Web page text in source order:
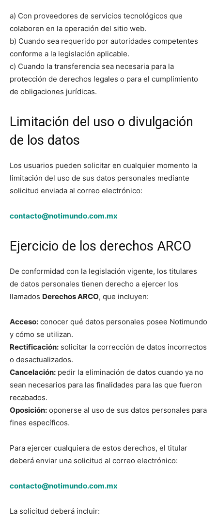
a) Con proveedores de servicios tecnológicos que
colaboren en la operación del sitio web.
b) Cuando sea requerido por autoridades competentes
conforme a la legislación aplicable.
c) Cuando la transferencia sea necesaria para la
protección de derechos legales o para el cumplimiento
de obligaciones jurídicas.
Limitación del uso o divulgación
de los datos
Los usuarios pueden solicitar en cualquier momento la
limitación del uso de sus datos personales mediante
solicitud enviada al correo electrónico:
contacto@notimundo.com.mx
Ejercicio de los derechos ARCO
De conformidad con la legislación vigente, los titulares
de datos personales tienen derecho a ejercer los
llamados Derechos ARCO, que incluyen:
Acceso: conocer qué datos personales posee Notimundo
y cómo se utilizan.
Rectificación: solicitar la corrección de datos incorrectos
o desactualizados.
Cancelación: pedir la eliminación de datos cuando ya no
sean necesarios para las finalidades para las que fueron
recabados.
Oposición: oponerse al uso de sus datos personales para
fines específicos.
Para ejercer cualquiera de estos derechos, el titular
deberá enviar una solicitud al correo electrónico:
contacto@notimundo.com.mx
La solicitud deberá incluir: